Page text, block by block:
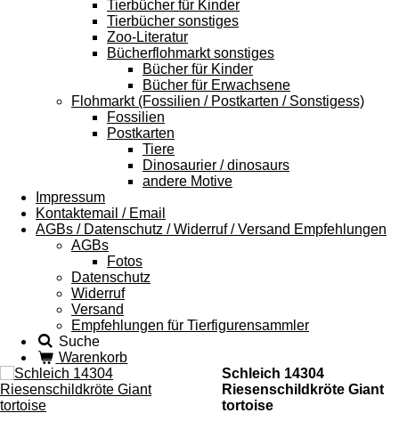
Tierbücher für Kinder
Tierbücher sonstiges
Zoo-Literatur
Bücherflohmarkt sonstiges
Bücher für Kinder
Bücher für Erwachsene
Flohmarkt (Fossilien / Postkarten / Sonstigess)
Fossilien
Postkarten
Tiere
Dinosaurier / dinosaurs
andere Motive
Impressum
Kontaktemail / Email
AGBs / Datenschutz / Widerruf / Versand Empfehlungen
AGBs
Fotos
Datenschutz
Widerruf
Versand
Empfehlungen für Tierfigurensammler
Suche
Warenkorb
Schleich 14304
Riesenschildkröte Giant
tortoise